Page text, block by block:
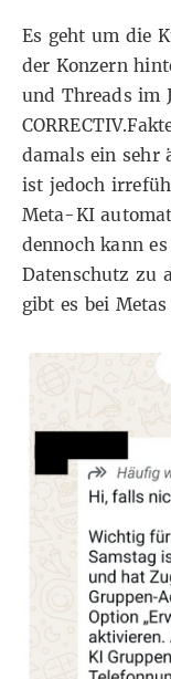
Es geht um die
der Konzern
und Threads im
damals ein sehr
ist jedoch
Meta-KI
dennoch kann
Datenschutz zu
gibt es bei